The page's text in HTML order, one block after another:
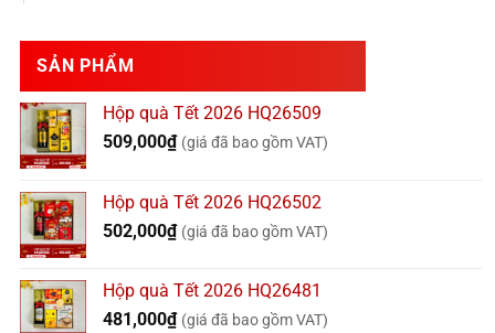
SẢN PHẨM
Hộp quà Tết 2026 HQ26509
509,000₫ (giá đã bao gồm VAT)
Hộp quà Tết 2026 HQ26502
502,000₫ (giá đã bao gồm VAT)
Hộp quà Tết 2026 HQ26481
481,000₫ (giá đã bao gồm VAT)